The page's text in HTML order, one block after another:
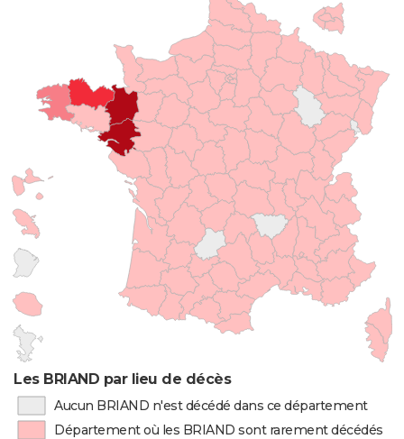
Les BRIAND par lieu de décès
Aucun BRIAND n'est décédé dans ce département
Département où les BRIAND sont rarement décédés